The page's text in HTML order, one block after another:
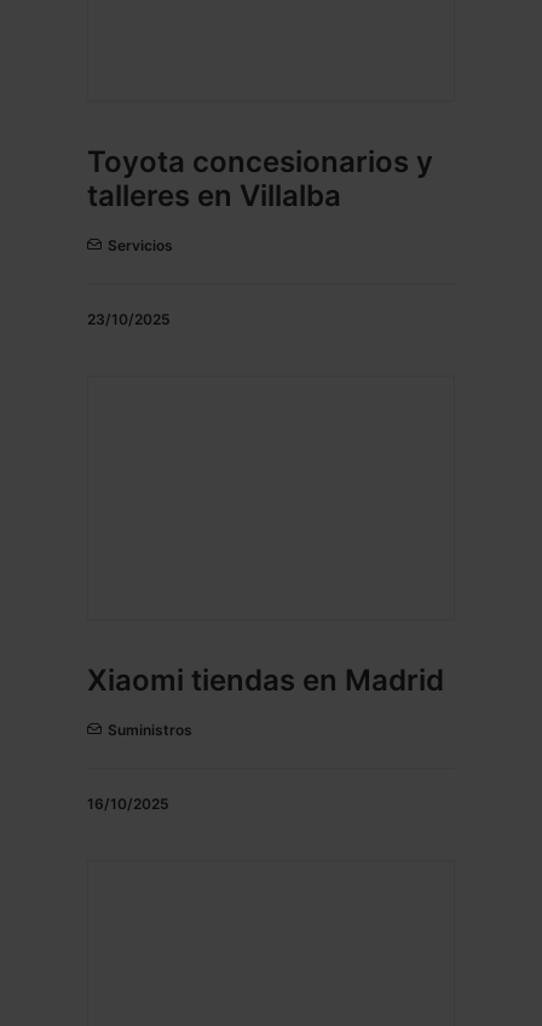
Toyota concesionarios y
talleres en Villalba
Servicios
23/10/2025
Xiaomi tiendas en Madrid
Suministros
16/10/2025